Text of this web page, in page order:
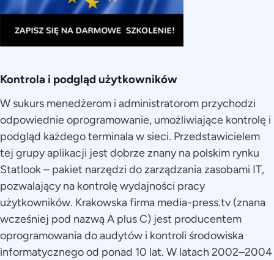
Kontrola i podgląd użytkowników
W sukurs menedżerom i administratorom przychodzi
odpowiednie oprogramowanie, umożliwiające kontrolę i
podgląd każdego terminala w sieci. Przedstawicielem
tej grupy aplikacji jest dobrze znany na polskim rynku
Statlook – pakiet narzędzi do zarządzania zasobami IT,
pozwalający na kontrolę wydajności pracy
użytkowników. Krakowska firma media-press.tv (znana
wcześniej pod nazwą A plus C) jest producentem
oprogramowania do audytów i kontroli środowiska
informatycznego od ponad 10 lat. W latach 2002–2004